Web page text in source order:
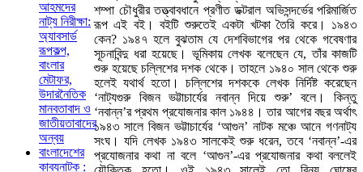
শম্পা চৌধুরীর তত্ত্বাবধানে প্রণীত ডক্টরাল অভিসন্দর্ভের পরিমার্জিত
রূপ এই বই। বইটি শুরুতেই একটা খটকা তৈরি করে। ১৯৪৩
কেন? ১৯৪৭ হলে বুঝতাম যে দেশবিভাগের পর থেকে গবেষণার
সূচনাবিন্দু ধরা হয়েছে। ভূমিকায় লেখক বলেছেন যে, তাঁর কাজটি
শুরু হয়েছে চল্লিশের দশক থেকে। তাহলে ১৯৪০ সাল থেকে শুরু
হলেই যথার্থ হতো। চল্লিশের দশককে লেখক নির্দিষ্ট করেছেন
‘নাট্যগুরু বিজন ভট্টাচার্যের নবান্ন দিয়ে শুরু’ বলে। কিন্তু
‘নবান্ন’র প্রথম প্রযোজনার কাল ১৯৪৪। তার আগের বছর অর্থাৎ
১৯৪৩ সালে বিজন ভট্টাচার্যের ‘আগুন’ নাটক মঞ্চে আনে গণনাট্য
সংঘ। যদি লেখক ১৯৪৩ সালকেই শুরু ধরেন, তবে ‘নবান্ন’-এর
প্রযোজনার কথা না বলে ‘আগুন’-এর প্রযোজনার কথা বললেই
আহমদের
নাট্য নিরীক্ষা:
অ্যাবসার্ড
রূপকল্প,
বাংলার
মেটাফর,
উদারনৈতিক
মানবতাবাদ ও
জাতীয়তাবাদের
অন্বয়
বাংলাদেশের
কাব্যনাটক :